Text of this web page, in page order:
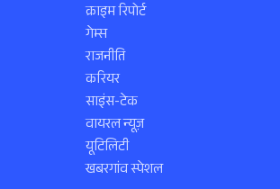
क्राइम रिपोर्ट
गेम्स
राजनीति
करियर
साइंस-टेक
वायरल न्यूज़
यूटिलिटी
खबरगांव स्पेशल